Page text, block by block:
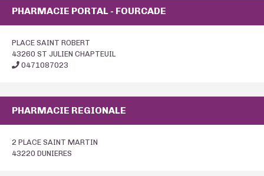
PHARMACIE PORTAL - FOURCADE
PLACE SAINT ROBERT
43260 ST JULIEN CHAPTEUIL
0471087023
PHARMACIE REGIONALE
2 PLACE SAINT MARTIN
43220 DUNIERES